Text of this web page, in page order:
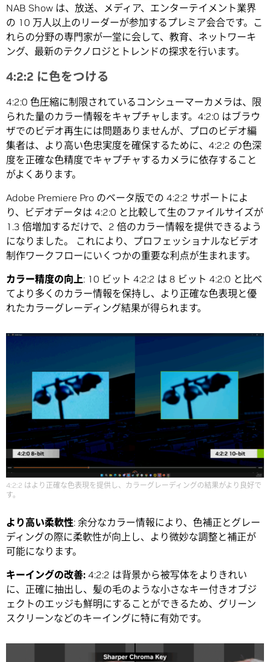
NAB Show は、放送、メディア、エンターテイメント業界
の 10 万人以上のリーダーが参加するプレミア会合です。こ
れらの分野の専門家が一堂に会して、教育、ネットワーキ
ング、最新のテクノロジとトレンドの探求を行います。
4:2:2 に色をつける
4:2:0 色圧縮に制限されているコンシューマーカメラは、限
られた量のカラー情報をキャプチャします。4:2:0 はブラウ
ザでのビデオ再生には問題ありませんが、プロのビデオ編
集者は、より高い色忠実度を確保するために、4:2:2 の色深
度を正確な色精度でキャプチャするカメラに依存すること
がよくあります。
Adobe Premiere Pro のベータ版での 4:2:2 サポートによ
り、ビデオデータは 4:2:0 と比較して生のファイルサイズが
1.3 倍増加するだけで、2 倍のカラー情報を提供できるよう
になりました。 これにより、プロフェッショナルなビデオ
制作ワークフローにいくつかの重要な利点が生まれます。
カラー精度の向上: 10 ビット 4:2:2 は 8 ビット 4:2:0 と比べ
てより多くのカラー情報を保持し、より正確な色表現と優
れたカラーグレーディング結果が得られます。
4:2:2 はより正確な色表現を提供し、カラーグレーディングの結果がより良好で
す。
より高い柔軟性: 余分なカラー情報により、色補正とグレー
ディングの際に柔軟性が向上し、より微妙な調整と補正が
可能になります。
キーイングの改善: 4:2:2 は背景から被写体をよりきれい
に、正確に抽出し、髪の毛のような小さなキー付きオブジ
ェクトのエッジも鮮明にすることができるため、グリーン
スクリーンなどのキーイングに特に有効です。